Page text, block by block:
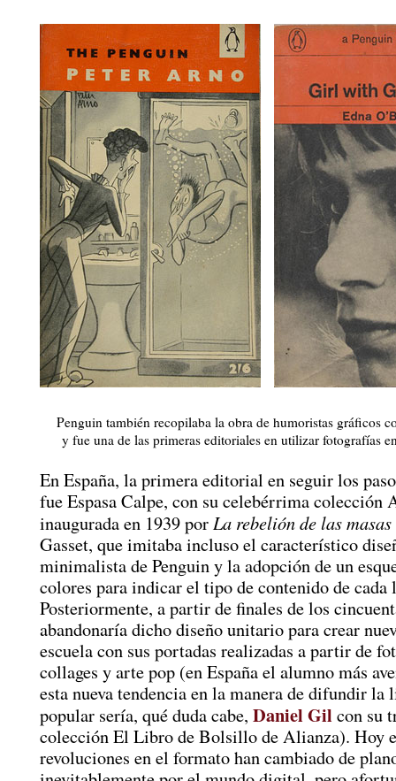
Penguin también recopilaba la obra de humoristas gráficos
y fue una de las primeras editoriales en utilizar fotografías
En España, la primera editorial en seguir los
fue Espasa Calpe, con su celebérrima colección
inaugurada en 1939 por La rebelión de las masas
Gasset, que imitaba incluso el característico
minimalista de Penguin y la adopción de un
colores para indicar el tipo de contenido de cada
Posteriormente, a partir de finales de los
abandonaría dicho diseño unitario para crear
escuela con sus portadas realizadas a partir de
collages y arte pop (en España el alumno más
esta nueva tendencia en la manera de difundir la
popular sería, qué duda cabe, Daniel Gil con su
colección El Libro de Bolsillo de Alianza). Hoy
revoluciones en el formato han cambiado de